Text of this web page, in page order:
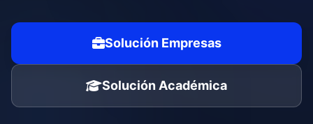
Solución Empresas
Solución Académica